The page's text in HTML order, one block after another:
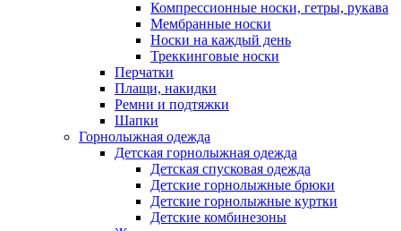
Компрессионные носки, гетры, рукава
Мембранные носки
Носки на каждый день
Треккинговые носки
Перчатки
Плащи, накидки
Ремни и подтяжки
Шапки
Горнолыжная одежда
Детская горнолыжная одежда
Детская спусковая одежда
Детские горнолыжные брюки
Детские горнолыжные куртки
Детские комбинезоны